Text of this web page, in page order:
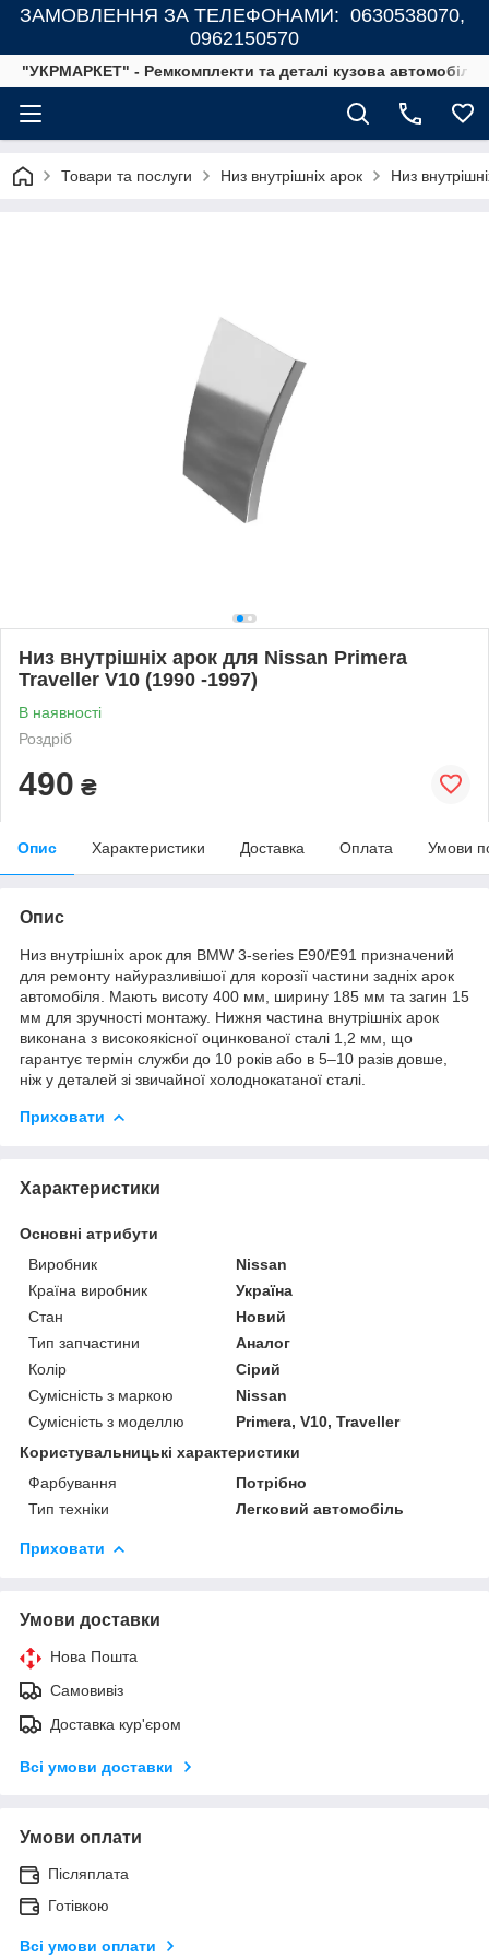
ЗАМОВЛЕННЯ ЗА ТЕЛЕФОНАМИ: 0630538070,
0962150570
"УКРМАРКЕТ" - Ремкомплекти та деталі кузова автомобілів
Товари та послуги Низ внутрішніх арок Низ
Низ внутрішніх арок для Nissan Primera
Traveller V10 (1990 -1997)
В наявності
Роздріб
490 ₴
Опис Характеристики Доставка Оплата Умови
Опис
Низ внутрішніх арок для BMW 3-series E90/E91 призначений
для ремонту найуразливішої для корозії частини задніх арок
автомобіля. Мають висоту 400 мм, ширину 185 мм та загин 15
мм для зручності монтажу. Нижня частина внутрішніх арок
виконана з високоякісної оцинкованої сталі 1,2 мм, що
гарантує термін служби до 10 років або в 5–10 разів довше,
ніж у деталей зі звичайної холоднокатаної сталі.
Приховати
Характеристики
Основні атрибути
Виробник
Nissan
Країна виробник
Україна
Стан
Новий
Тип запчастини
Аналог
Колір
Сірий
Сумісність з маркою
Nissan
Сумісність з моделлю
Primera, V10, Traveller
Користувальницькі характеристики
Фарбування
Потрібно
Тип техніки
Легковий автомобіль
Приховати
Умови доставки
Нова Пошта
Самовивіз
Доставка кур'єром
Всі умови доставки
Умови оплати
Післяплата
Готівкою
Всі умови оплати